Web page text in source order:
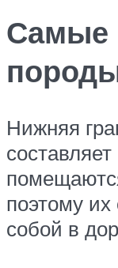
Самые
Нижняя
поэтому их
собой в